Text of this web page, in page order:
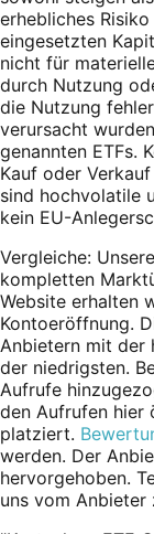
erhebliches
eingesetzten
nicht für
durch Nutzung
die Nutzung
verursacht
genannten ETFs.
Kauf oder
sind hochvolatile
kein EU-
Vergleiche:
kompletten
Website erhalten
Kontoeröffnung.
Anbietern mit der
der niedrigsten.
Aufrufe
den Aufrufen hier
platziert.
werden. Der
hervorgehoben.
uns vom